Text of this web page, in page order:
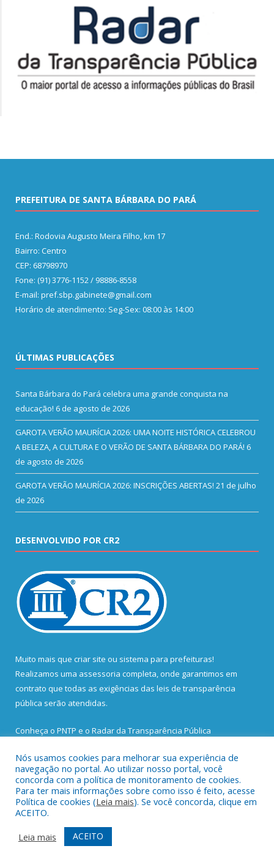
PREFEITURA DE SANTA BÁRBARA DO PARÁ
End.: Rodovia Augusto Meira Filho, km 17
Bairro: Centro
CEP: 68798970
Fone: (91) 3776-1152 / 98886-8558
E-mail: pref.sbp.gabinete@gmail.com
Horário de atendimento: Seg-Sex: 08:00 às 14:00
ÚLTIMAS PUBLICAÇÕES
Santa Bárbara do Pará celebra uma grande conquista na
educação! 6 de agosto de 2026
GAROTA VERÃO MAURÍCIA 2026: UMA NOITE HISTÓRICA CELEBROU
A BELEZA, A CULTURA E O VERÃO DE SANTA BÁRBARA DO PARÁ! 6
de agosto de 2026
GAROTA VERÃO MAURÍCIA 2026: INSCRIÇÕES ABERTAS! 21 de julho
de 2026
DESENVOLVIDO POR CR2
Muito mais que criar site ou sistema para prefeituras!
Realizamos uma assessoria completa, onde garantimos em
contrato que todas as exigências das leis de transparência
pública serão atendidas.
Conheça o PNTP e o Radar da Transparência Pública
Todos os direitos reservados a Prefeitura Municipal de Santa
Bárbara do Pará.
Mapa do Site
Acessar Área Administrativa
Acessar Webmail
Nós usamos cookies para melhorar sua experiência de
navegação no portal. Ao utilizar nosso portal, você
concorda com a política de monitoramento de cookies.
Para ter mais informações sobre como isso é feito, acesse
Política de cookies (Leia mais). Se você concorda, clique em
ACEITO.
Leia mais
ACEITO